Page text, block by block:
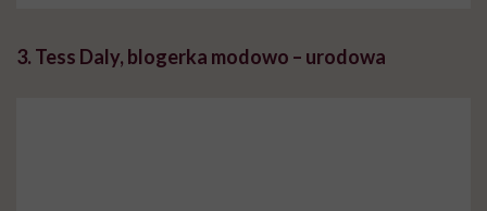
3. Tess Daly, blogerka modowo – urodowa